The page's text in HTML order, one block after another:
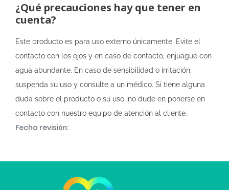
¿Qué precauciones hay que tener en
cuenta?
Este producto es para uso externo únicamente. Evite el
contacto con los ojos y en caso de contacto, enjuague con
agua abundante. En caso de sensibilidad o irritación,
suspenda su uso y consulte a un médico. Si tiene alguna
duda sobre el producto o su uso, no dude en ponerse en
contacto con nuestro equipo de atención al cliente.
Fecha revisión: